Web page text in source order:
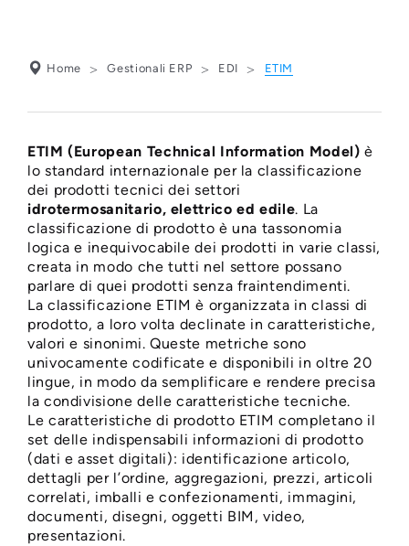
ETIM:
CLASSIFICAZIONE
MERCEOLOGICA
PRODOTTI
Home Gestionali ERP EDI ETIM
ETIM (European Technical Information Model) è
lo standard internazionale per la classificazione
dei prodotti tecnici dei settori
idrotermosanitario, elettrico ed edile. La
classificazione di prodotto è una tassonomia
logica e inequivocabile dei prodotti in varie classi,
creata in modo che tutti nel settore possano
parlare di quei prodotti senza fraintendimenti.
La classificazione ETIM è organizzata in classi di
prodotto, a loro volta declinate in caratteristiche,
valori e sinonimi. Queste metriche sono
univocamente codificate e disponibili in oltre 20
lingue, in modo da semplificare e rendere precisa
la condivisione delle caratteristiche tecniche.
Le caratteristiche di prodotto ETIM completano il
set delle indispensabili informazioni di prodotto
(dati e asset digitali): identificazione articolo,
dettagli per l’ordine, aggregazioni, prezzi, articoli
correlati, imballi e confezionamenti, immagini,
documenti, disegni, oggetti BIM, video,
presentazioni.